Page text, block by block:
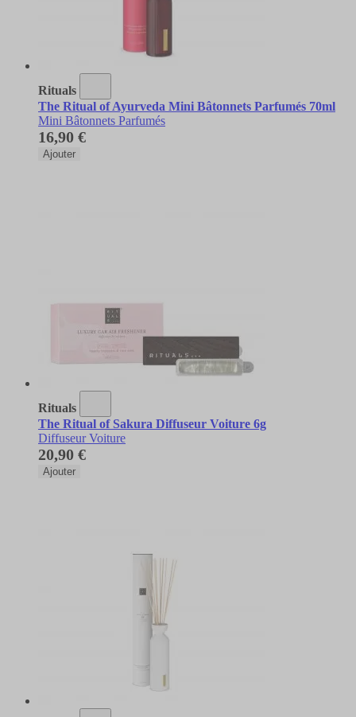
Rituals
The Ritual of Ayurveda Mini Bâtonnets Parfumés 70ml
Mini Bâtonnets Parfumés
16,90 €
Ajouter
Rituals
The Ritual of Sakura Diffuseur Voiture 6g
Diffuseur Voiture
20,90 €
Ajouter